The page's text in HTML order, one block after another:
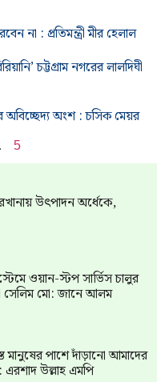
না : প্রতিমন্ত্রী মীর হেলাল
চট্টগ্রাম নগরের লালদিঘী
অংশ : চসিক মেয়র
5
উৎপাদন অর্ধেকে,
ওয়ান-স্টপ সার্ভিস চালুর
সেলিম মো: জানে আলম
মানুষের পাশে দাঁড়ানো আমাদের
এরশাদ উল্লাহ এমপি